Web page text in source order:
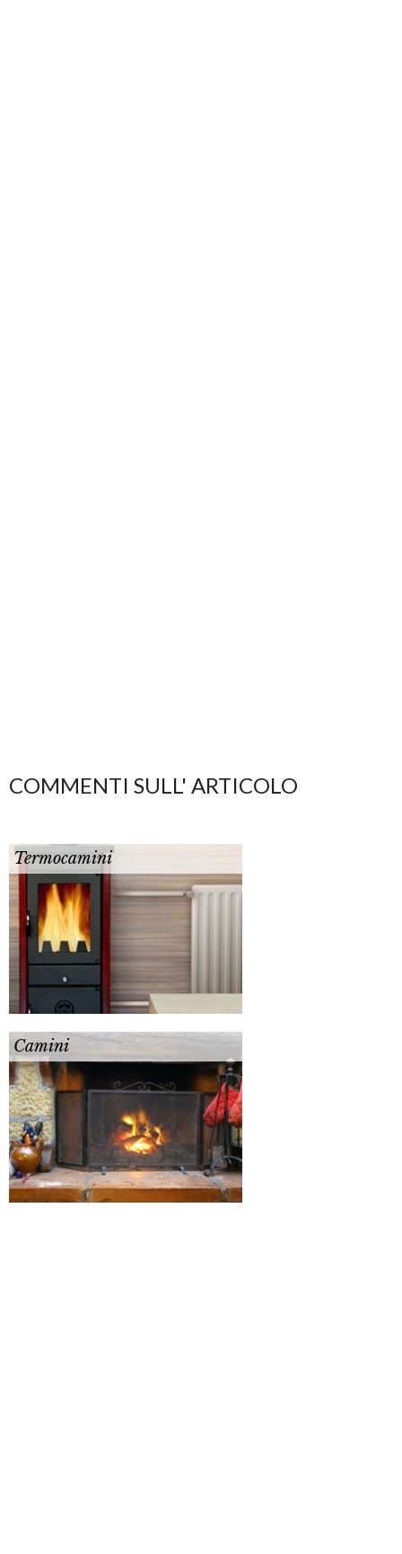
COMMENTI SULL' ARTICOLO
Termocamini
Camini